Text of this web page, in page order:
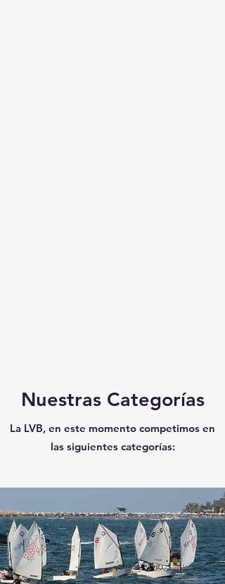
Nuestras Categorías
La LVB, en este momento competimos en
las siguientes categorías: